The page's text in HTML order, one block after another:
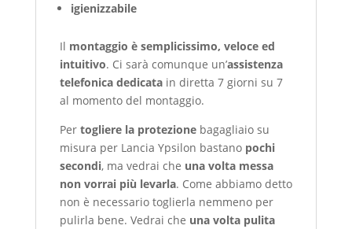
igienizzabile
Il montaggio è semplicissimo, veloce ed
intuitivo. Ci sarà comunque un’assistenza
telefonica dedicatain diretta 7 giorni su 7
al momento del montaggio.
Per togliere la protezionebagagliaio su
misura per Lancia Ypsilon bastano pochi
secondi, ma vedrai che una volta messa
non vorrai più levarla. Come abbiamo detto
non è necessario toglierla nemmeno per
pulirla bene. Vedrai che una volta pulita